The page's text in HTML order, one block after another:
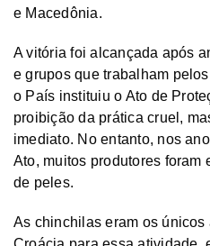
e Macedônia.
A vitória foi alcançada após
e grupos que trabalham
o País instituiu o Ato de
proibição da prática cruel,
imediato. No entanto, nos
Ato, muitos produtores foram
de peles.
As chinchilas eram os